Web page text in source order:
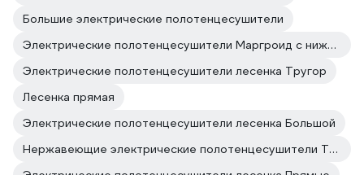
Большие электрические полотенцесушители
Электрические полотенцесушители Маргроид с нижним подключением
Электрические полотенцесушители лесенка Тругор
Лесенка прямая
Электрические полотенцесушители лесенка Большой
Нержавеющие электрические полотенцесушители Тругор